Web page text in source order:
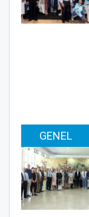
GENEL